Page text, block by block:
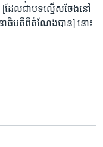
[ដែល​ជា​បទ​ល្មើស​ចែង​នៅ​
ានាធិបតី​ពី​តំណែង​បាន] នោះ​